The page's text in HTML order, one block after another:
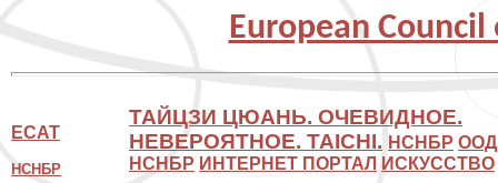
European
ECAT
НСНБР
ТАЙЦЗИ ЦЮАНЬ. ОЧЕВИДНОЕ.
НЕВЕРОЯТНОЕ. TAICHI. НСНБР ООД
НСНБР ИНТЕРНЕТ ПОРТАЛ ИСКУССТВО